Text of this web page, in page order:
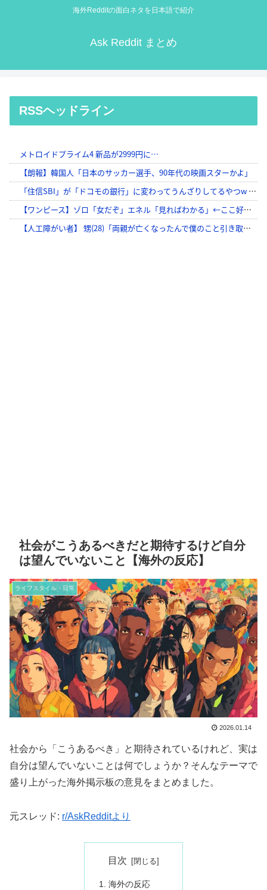
海外Redditの面白ネタを日本語で紹介
Ask Reddit まとめ
RSSヘッドライン
社会がこうあるべきだと期待するけど自分
は望んでいないこと【海外の反応】
ライフスタイル・日常
2026.01.14
社会から「こうあるべき」と期待されているけれど、実は
自分は望んでいないことは何でしょうか？そんなテーマで
盛り上がった海外掲示板の意見をまとめました。
元スレッド: r/AskRedditより
目次
海外の反応